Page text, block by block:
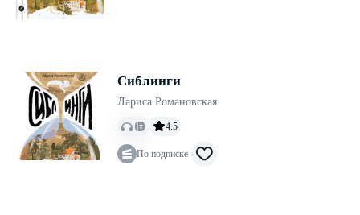
Сиблинги
Лариса Романовская
4.5
По подписке